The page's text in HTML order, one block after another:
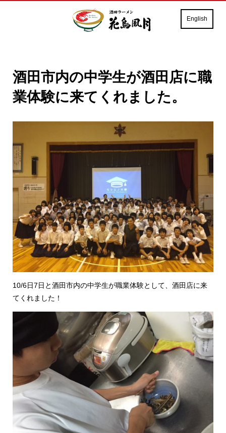
English
酒田市内の中学生が酒田店に職
業体験に来てくれました。
10/6日7日と酒田市内の中学生が職業体験として、酒田店に来
てくれました！